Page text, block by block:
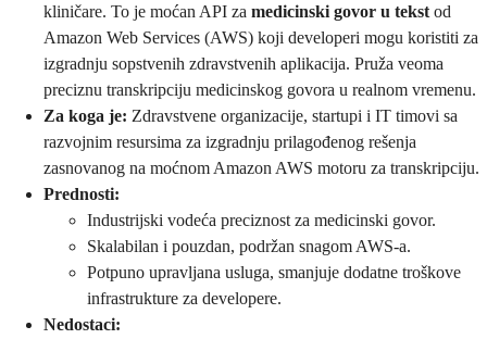
kliničare. To je moćan API za medicinski govor u tekst od
Amazon Web Services (AWS) koji developeri mogu koristiti za
izgradnju sopstvenih zdravstvenih aplikacija. Pruža veoma
preciznu transkripciju medicinskog govora u realnom vremenu.
Za koga je: Zdravstvene organizacije, startupi i IT timovi sa
razvojnim resursima za izgradnju prilagođenog rešenja
zasnovanog na moćnom Amazon AWS motoru za transkripciju.
Prednosti:
Industrijski vodeća preciznost za medicinski govor.
Skalabilan i pouzdan, podržan snagom AWS-a.
Potpuno upravljana usluga, smanjuje dodatne troškove
infrastrukture za developere.
Nedostaci: